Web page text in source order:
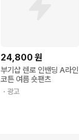
24,800원
부기샵 렌로 인밴딩 A라인
코튼 여름 숏팬츠
・광고